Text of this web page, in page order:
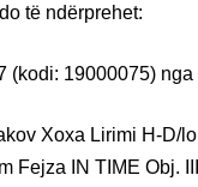
të ndërprehet:
(kodi: 19000075) nga
Xoxa Lirimi H-D/
Fejza IN TIME Obj.